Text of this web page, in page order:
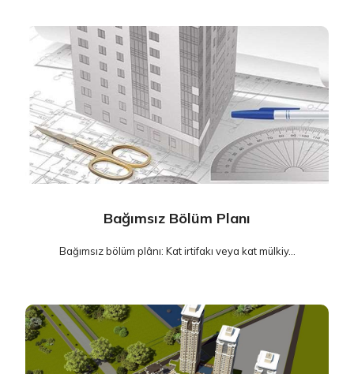
Bağımsız Bölüm Planı
Bağımsız bölüm plânı: Kat irtifakı veya kat mülkiy...